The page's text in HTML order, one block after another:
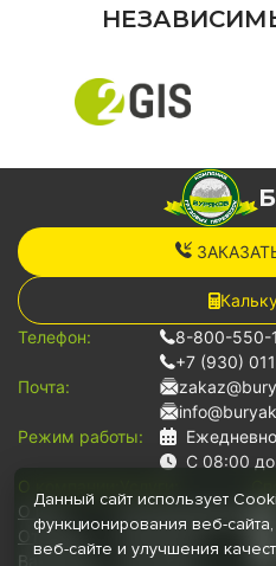
Телефон:
8-800-550-
+7 (930)
Почта:
Режим работы:
Ежедневно
С 08:00
О компании:
О нас
Отзывы
Вакансии
Грузоперевозки
Переезды
Грузчики
Данный сайт использует
функционирования веб-
веб-сайте и улучшения